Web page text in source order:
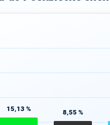
15,13 % 8,55 %